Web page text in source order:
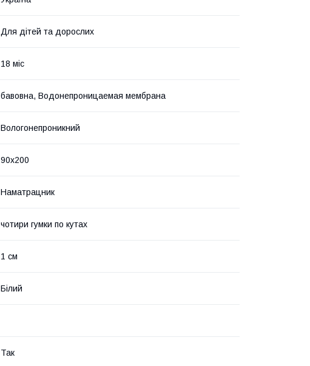
Для дітей та дорослих
18 міс
бавовна, Водонепроницаемая мембрана
Вологонепроникний
90x200
Наматрацник
чотири гумки по кутах
1 см
Білий
Так